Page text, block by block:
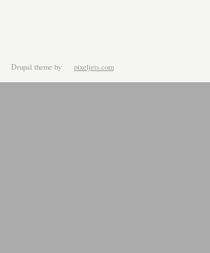
Drupal theme by pixeljets.com